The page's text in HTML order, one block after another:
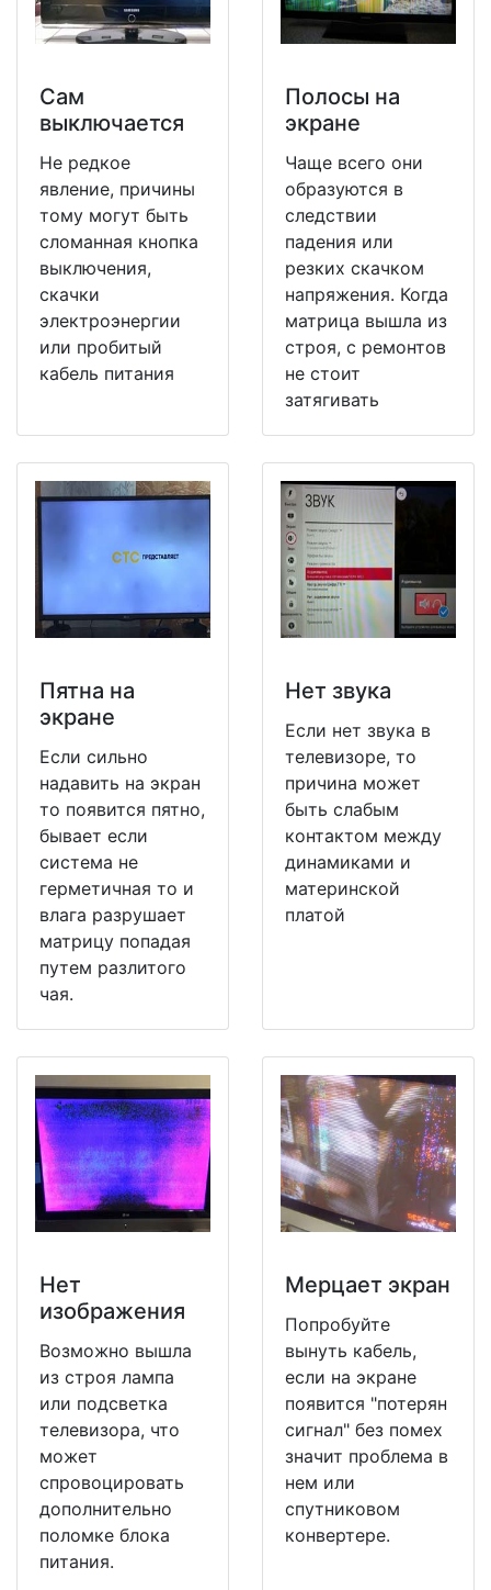
Сам
выключается
Не редкое
явление, причины
тому могут быть
сломанная кнопка
выключения,
скачки
электроэнергии
или пробитый
кабель питания
Полосы на
экране
Чаще всего они
образуются в
следствии
падения или
резких скачком
напряжения. Когда
матрица вышла из
строя, с ремонтов
не стоит
затягивать
Пятна на
экране
Если сильно
надавить на экран
то появится пятно,
бывает если
система не
герметичная то и
влага разрушает
матрицу попадая
путем разлитого
чая.
Нет звука
Если нет звука в
телевизоре, то
причина может
быть слабым
контактом между
динамиками и
материнской
платой
Нет
изображения
Возможно вышла
из строя лампа
или подсветка
телевизора, что
может
спровоцировать
дополнительно
поломке блока
питания.
Мерцает экран
Попробуйте
вынуть кабель,
если на экране
появится "потерян
сигнал" без помех
значит проблема в
нем или
спутниковом
конвертере.